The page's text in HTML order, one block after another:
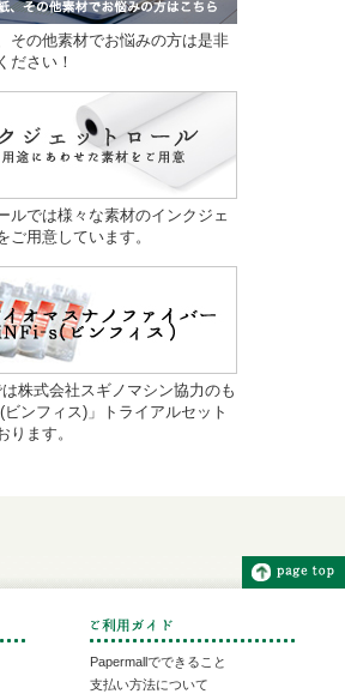
その他素材でお悩みの方は是非
ださい！
ルでは様々な素材のインクジェ
ご用意しています。
株式会社スギノマシン協力のも
ビンフィス)」トライアルセット
ります。
Papermallでできること
支払い方法について